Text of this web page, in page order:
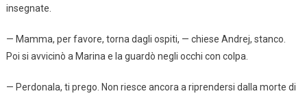
insegnate.
— Mamma, per favore, torna dagli ospiti, — chiese Andrej, stanco.
Poi si avvicinò a Marina e la guardò negli occhi con colpa.
— Perdonala, ti prego. Non riesce ancora a riprendersi dalla morte di